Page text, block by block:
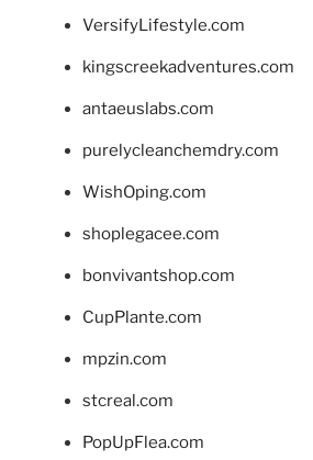
VersifyLifestyle.com
kingscreekadventures.com
antaeuslabs.com
purelycleanchemdry.com
WishOping.com
shoplegacee.com
bonvivantshop.com
CupPlante.com
mpzin.com
stcreal.com
PopUpFlea.com